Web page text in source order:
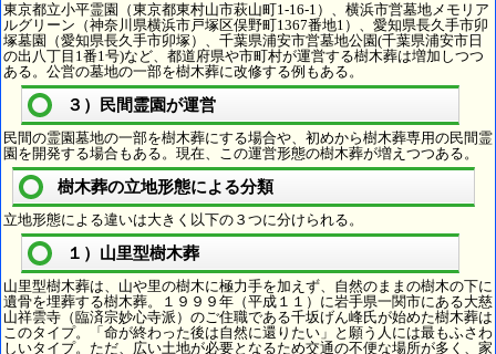
東京都立小平霊園（東京都東村山市萩山町1-16-1）、横浜市営墓地メモリア
ルグリーン（神奈川県横浜市戸塚区俣野町1367番地1）、愛知県長久手市卯
塚墓園（愛知県長久手市卯塚）、千葉県浦安市営墓地公園(千葉県浦安市日
の出八丁目1番1号)など、都道府県や市町村が運営する樹木葬は増加しつつ
ある。公営の墓地の一部を樹木葬に改修する例もある。
３）民間霊園が運営
民間の霊園墓地の一部を樹木葬にする場合や、初めから樹木葬専用の民間霊
園を開発する場合もある。現在、この運営形態の樹木葬が増えつつある。
樹木葬の立地形態による分類
立地形態による違いは大きく以下の３つに分けられる。
１）山里型樹木葬
山里型樹木葬は、山や里の樹木に極力手を加えず、自然のままの樹木の下に
遺骨を埋葬する樹木葬。１９９９年（平成１１）に岩手県一関市にある大慈
山祥雲寺（臨済宗妙心寺派）のご住職である千坂げん峰氏が始めた樹木葬は
このタイプ。「命が終わった後は自然に還りたい」と願う人には最もふさわ
しいタイプ。ただ、広い土地が必要となるため交通の不便な場所が多く、家